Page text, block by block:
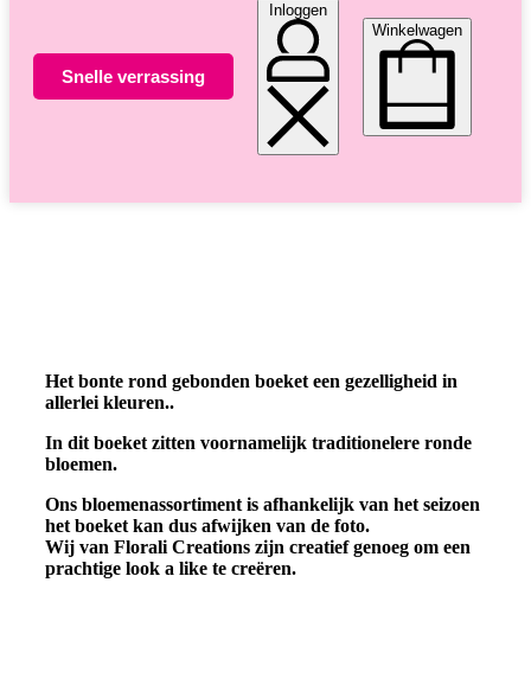
Snelle verrassing
Inloggen
Winkelwagen
Het bonte rond gebonden boeket een gezelligheid in
allerlei kleuren..
In dit boeket zitten voornamelijk traditionelere ronde
bloemen.
Ons bloemenassortiment is afhankelijk van het seizoen
het boeket kan dus afwijken van de foto.
Wij van Florali Creations zijn creatief genoeg om een
prachtige look a like te creëren.